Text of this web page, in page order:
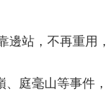
邊站，不再重用
庭毫山等事件